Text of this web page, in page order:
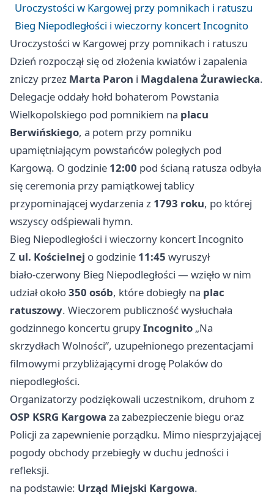
Uroczystości w Kargowej przy pomnikach i ratuszu
Bieg Niepodległości i wieczorny koncert Incognito
Uroczystości w Kargowej przy pomnikach i ratuszu
Dzień rozpoczął się od złożenia kwiatów i zapalenia
zniczy przez Marta Paron i Magdalena Żurawiecka.
Delegacje oddały hołd bohaterom Powstania
Wielkopolskiego pod pomnikiem na placu
Berwińskiego, a potem przy pomniku
upamiętniającym powstańców poległych pod
Kargową. O godzinie 12:00 pod ścianą ratusza odbyła
się ceremonia przy pamiątkowej tablicy
przypominającej wydarzenia z 1793 roku, po której
wszyscy odśpiewali hymn.
Bieg Niepodległości i wieczorny koncert Incognito
Z ul. Kościelnej o godzinie 11:45 wyruszył
biało‑czerwony Bieg Niepodległości — wzięło w nim
udział około350 osób, które dobiegły na plac
ratuszowy. Wieczorem publiczność wysłuchała
godzinnego koncertu grupyIncognito „Na
skrzydłach Wolności”, uzupełnionego prezentacjami
filmowymi przybliżającymi drogę Polaków do
niepodległości.
Organizatorzy podziękowali uczestnikom, druhom z
OSP KSRG Kargowa za zabezpieczenie biegu oraz
Policji za zapewnienie porządku. Mimo niesprzyjającej
pogody obchody przebiegły w duchu jedności i
refleksji.
na podstawie: Urząd Miejski Kargowa.